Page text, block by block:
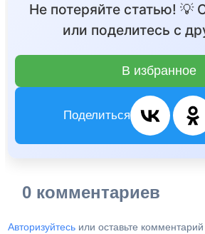
Не потеряйте статью! 💡
или поделитесь с
В избранное
Поделиться
0 комментариев
Авторизуйтесь или оставьте комментарий